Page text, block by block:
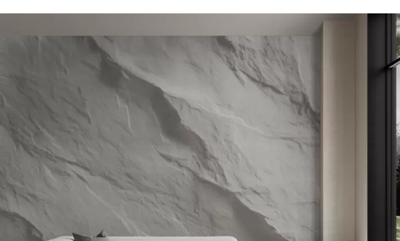
Etiquetas
Formato de imagen
Paleta de colores
Inteligente
Borrar todos los filtros